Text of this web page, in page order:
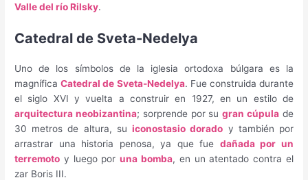
Valle del río Rilsky.
Catedral de Sveta-Nedelya
Uno de los símbolos de la iglesia ortodoxa búlgara es la
magníficaCatedral de Sveta-Nedelya. Fue construida durante
el siglo XVI y vuelta a construir en 1927, en un estilo de
arquitectura neobizantina; sorprende por sugran cúpula de
30 metros de altura, suiconostasio dorado y también por
arrastrar una historia penosa, ya que fue dañada por un
terremoto y luego poruna bomba, en un atentado contra el
zar Boris III.